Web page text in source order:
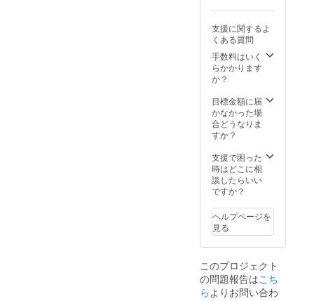
支援に関するよ
くある質問
手数料はいく
らかかります
か？
目標金額に届
かなかった場
合どうなりま
すか？
支援で困った
時はどこに相
談したらいい
ですか？
ヘルプページを
見る
このプロジェクト
の問題報告はこち
ら よりお問い合わ